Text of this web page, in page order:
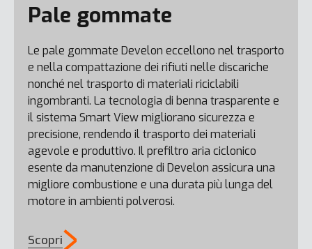
Pale gommate
Le pale gommate Develon eccellono nel trasporto
e nella compattazione dei rifiuti nelle discariche
nonché nel trasporto di materiali riciclabili
ingombranti. La tecnologia di benna trasparente e
il sistema Smart View migliorano sicurezza e
precisione, rendendo il trasporto dei materiali
agevole e produttivo. Il prefiltro aria ciclonico
esente da manutenzione di Develon assicura una
migliore combustione e una durata più lunga del
motore in ambienti polverosi.
Scopri